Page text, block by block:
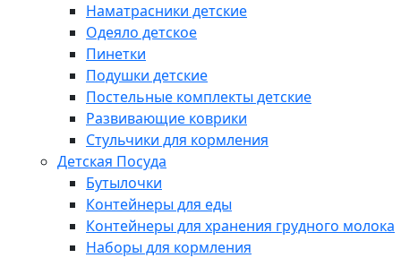
Наматрасники детские
Одеяло детское
Пинетки
Подушки детские
Постельные комплекты детские
Развивающие коврики
Стульчики для кормления
Детская Посуда
Бутылочки
Контейнеры для еды
Контейнеры для хранения грудного молока
Наборы для кормления